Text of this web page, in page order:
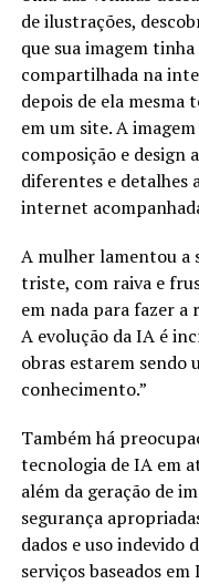
de ilustrações,
que sua imagem
compartilhada na
depois de ela mesma
em um site. A
composição e design
diferentes e detalhes
internet
A mulher lamentou a
triste, com raiva e
em nada para fazer a
A evolução da IA é
obras estarem sendo
conhecimento.”
Também há
tecnologia de IA em
além da geração de
segurança
dados e uso indevido
serviços baseados